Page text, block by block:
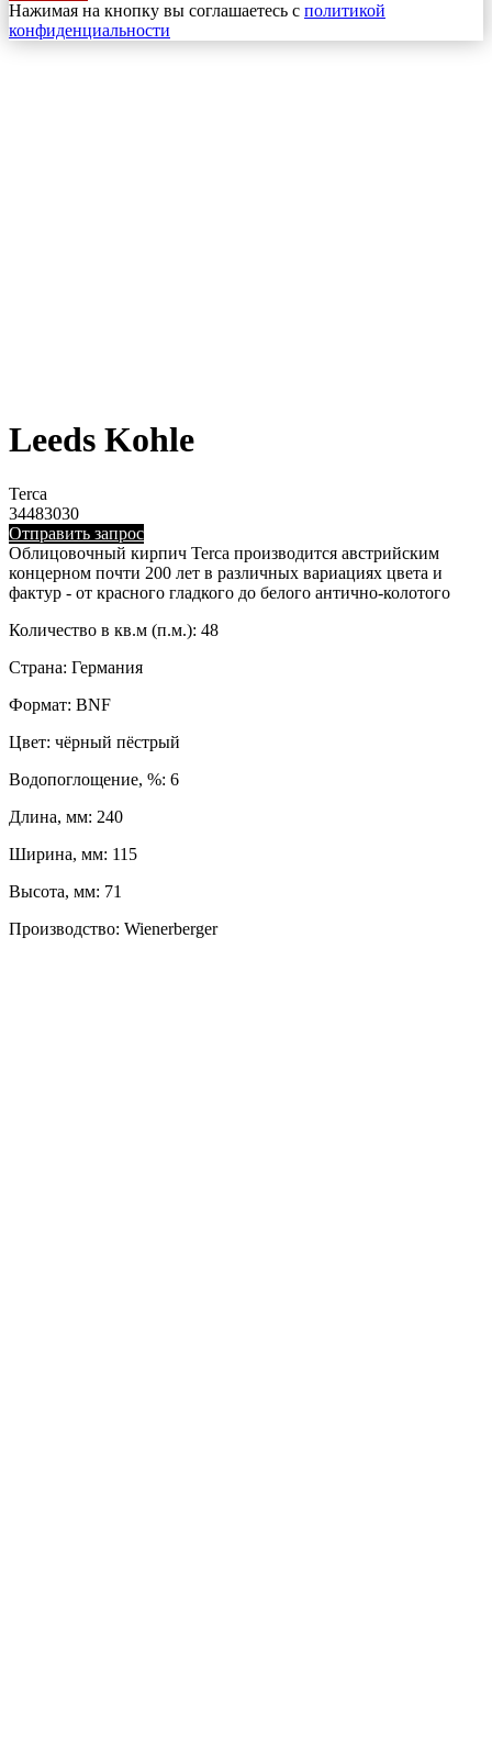
Нажимая на кнопку вы соглашаетесь с политикой
конфиденциальности
Leeds Kohle
Terca
34483030
Отправить запрос
Облицовочный кирпич Terca производится австрийским
концерном почти 200 лет в различных вариациях цвета и
фактур - от красного гладкого до белого антично-колотого
Количество в кв.м (п.м.): 48
Страна: Германия
Формат: BNF
Цвет: чёрный пёстрый
Водопоглощение, %: 6
Длина, мм: 240
Ширина, мм: 115
Высота, мм: 71
Производство: Wienerberger